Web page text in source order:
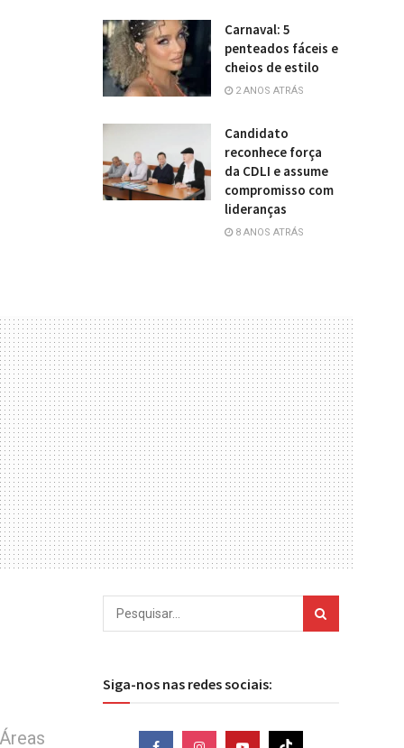
Carnaval: 5
penteados fáceis e
cheios de estilo
2 ANOS ATRÁS
Candidato
reconhece força
da CDLI e assume
compromisso com
lideranças
8 ANOS ATRÁS
Siga-nos nas redes sociais: